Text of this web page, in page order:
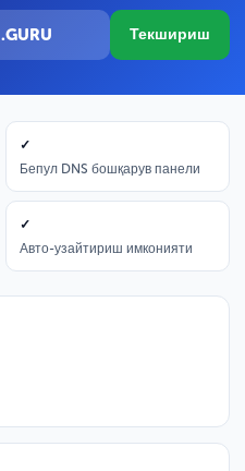
.GURU Текшириш
✓
Бепул DNS бошқарув панели
✓
Авто-узайтириш имконияти